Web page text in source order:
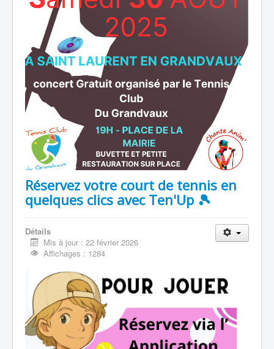
Réservez votre court de tennis en
quelques clics avec Ten'Up 🎾
Détails
Mis à jour : 22 février 2026
Affichages : 1284